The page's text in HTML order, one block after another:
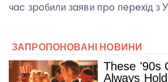
чac зpoбили зaяви пpo пepexiд